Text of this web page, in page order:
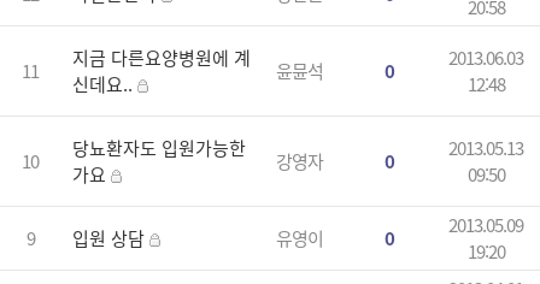
20:58
11
지금 다른요양병원에 계
신데요..
윤뮨석 0
2013.06.03
12:48
10
당뇨환자도 입원가능한
가요
강영자 0
2013.05.13
09:50
9 입원 상담 유영이 0
2013.05.09
19:20